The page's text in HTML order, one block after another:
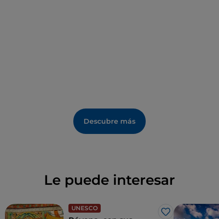
Descubre más
Le puede interesar
UNESCO
Me gusta